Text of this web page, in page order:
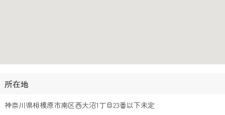
所在地
神奈川県相模原市南区西大沼1丁目23番以下未定